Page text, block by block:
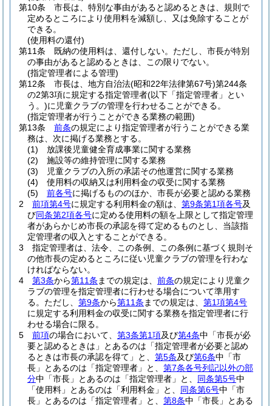
第10条
市長は、特別な事由があると認めるときは、規則で
定めるところにより使用料を減額し、又は免除することが
できる。
(使用料の還付)
第11条
既納の使用料は、還付しない。 ただし、市長が特別
の事由があると認めるときは、この限りでない。
(指定管理者による管理)
第12条
市長は、地方自治法(昭和22年法律第67号)第244条
の2第3項に規定する指定管理者(以下「指定管理者」とい
う。)に児童クラブの管理を行わせることができる。
(指定管理者が行うことができる業務の範囲)
第13条
前条の規定により指定管理者が行うことができる業
務は、次に掲げる業務とする。
(1)
放課後児童健全育成事業に関する業務
(2)
施設等の維持管理に関する業務
(3)
児童クラブの入所の承諾その他運営に関する業務
(4)
使用料の収納又は利用料金の収受に関する業務
(5)
前各号に掲げるもののほか、市長が必要と認める業務
2
前項第4号に規定する利用料金の額は、 第9条第1項各号及
び同条第2項各号に定める使用料の額を上限として指定管理
者があらかじめ市長の承認を得て定めるものとし、当該指
定管理者の収入とすることができる。
3
指定管理者は、法令、この条例、この条例に基づく規則そ
の他市長の定めるところに従い児童クラブの管理を行わな
ければならない。
4
第3条から第11条 までの規定は、 前条の規定により児童ク
ラブの管理を指定管理者に行わせる場合について準用す
る。 ただし、 第9条から第11条 までの規定は、 第1項第4号
に規定する利用料金の収受に関する業務を指定管理者に行
わせる場合に限る。
5
前項の場合において、 第3条第1項及び第4条中「市長が必
要と認めるときは」とあるのは「指定管理者が必要と認め
るときは市長の承認を得て」と、 第5条及び第6条中「市
長」とあるのは「指定管理者」と、 第7条各号列記以外の部
分中「市長」とあるのは「指定管理者」と、 同条第5号中
「使用料」とあるのは「利用料金」と、 同条第6号中「市
長」とあるのは「指定管理者」と、 第8条中「市長」とある